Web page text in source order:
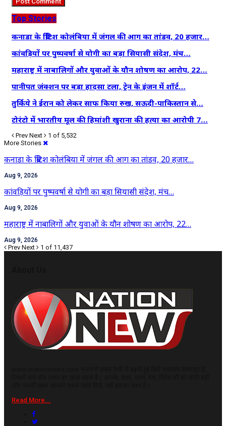
Top Stories
कनाडा के ब्रिटिश कोलंबिया में जंगल की आग का तांडव, 20 हजार…
कांवड़ियों पर पुष्पवर्षा से योगी का बड़ा सियासी संदेश, मंच…
महाराष्ट्र में नाबालिगों और युवाओं के यौन शोषण का आरोप, 22…
पानीपत जंक्शन पर बड़ा हादसा टला, ट्रेन के इंजन में शॉर्ट…
तुर्किये ने ईरान को लेकर साफ किया रुख, सऊदी-पाकिस्तान से…
टोरंटो में भारतीय मूल की हिमांशी खुराना की हत्या का आरोपी 7…
Prev Next
1 of 5,532
More Stories
कनाडा के ब्रिटिश कोलंबिया में जंगल की आग का तांडव, 20 हजार…
Aug 9, 2026
कांवड़ियों पर पुष्पवर्षा से योगी का बड़ा सियासी संदेश, मंच…
Aug 9, 2026
महाराष्ट्र में नाबालिगों और युवाओं के यौन शोषण का आरोप, 22…
Aug 9, 2026
Prev Next 1 of 11,437
Read More...